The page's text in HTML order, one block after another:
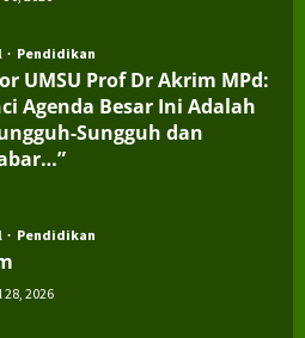
Pendidikan
UMSU Prof Dr Akrim MPd:
Agenda Besar Ini Adalah
Sungguh dan
Pendidikan
28, 2026